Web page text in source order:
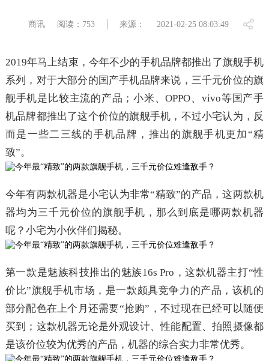
商讯 阅读：753 来源： 2021-02-25 08:03:49
2019年马上结束，今年不少的手机品牌都推出了旗舰手机
系列，对于大部分的国产手机品牌来说，三千元价位的旗
舰手机是比较主流的产品；小米、OPPO、vivo等国产手
机品牌都推出了这个价位的旗舰手机，不过小宅认为，反
而是一些二三线的手机品牌，推出的旗舰手机更加“精
致”。
今年有两款机器是小宅认为非常“精致”的产品，这两款机
器均为三千元价位的旗舰手机，那么到底是哪两款机器
呢？小宅为小伙伴们揭秘。
第一款是魅族科技推出的魅族16s Pro，这款机器主打“性
价比”旗舰手机市场，是一款颇具竞争力的产品，该机的
部分配色在上个月还需要“抢购”，不过现在已经可以随便
买到；这款机器无论是外观设计、性能配置、拍照摄像都
是该价位较为优秀的产品，机器的综合实力非常优秀。